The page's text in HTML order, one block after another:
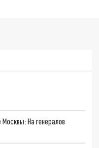
На генералов